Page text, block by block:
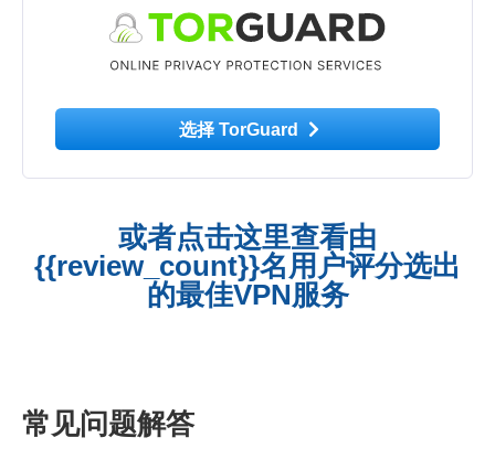
选择 TorGuard
或者点击这里查看由
{{review_count}}名用户评分选出
的最佳VPN服务
常见问题解答